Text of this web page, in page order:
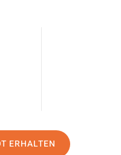
ERHALTEN